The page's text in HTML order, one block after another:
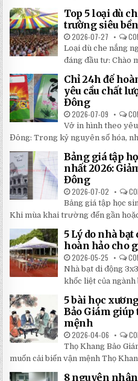
Top 5 loại dù
trường siêu
2026-07-27
Loại dù che nắng
đáng đầu tư: Chào
Chỉ 24h để
yêu cầu chất
Đông
2026-07-09
Vở in hình theo
Đông: Trong kỷ nguyên số hóa,
Bảng giá tập
nhất 2026:
Đông
2026-07-02
Bảng giá tập học
Khi mùa khai trường đến gần
5 Lý do nhà
hoàn hảo cho
2026-05-25
Nhà bạt di động
khốc liệt của ngành
5 bài học
Bảo Giám
mệnh
2026-04-06
Thọ Khang Bảo
muốn cải biến vận mệnh Thọ
8 nguyên